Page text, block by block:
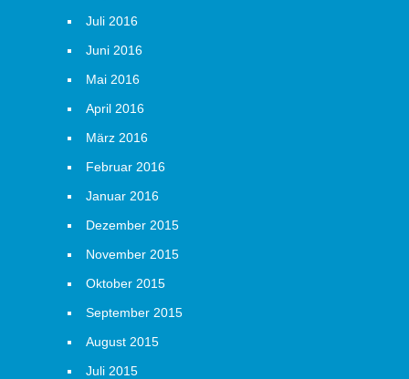
Juli 2016
Juni 2016
Mai 2016
April 2016
März 2016
Februar 2016
Januar 2016
Dezember 2015
November 2015
Oktober 2015
September 2015
August 2015
Juli 2015